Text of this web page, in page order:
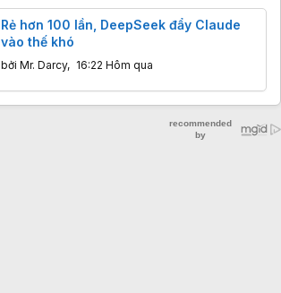
Rẻ hơn 100 lần, DeepSeek đẩy Claude
vào thế khó
bởi Mr. Darcy, 16:22 Hôm qua